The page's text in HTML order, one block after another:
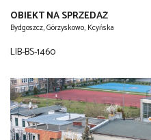
OBIEKT NA SPRZEDAŻ
Bydgoszcz, Górzyskowo, Kcyńska
LIB-BS-1460